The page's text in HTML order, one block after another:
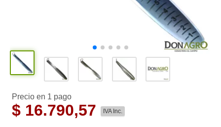
Precio en 1 pago
$ 16.790,57 IVA Inc.